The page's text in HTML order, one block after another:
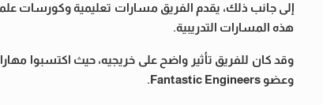
إلى جانب ذلك، يقدم الفريق مسارات تعليمية وكورسات
هذه المسارات التدريبية.
وقد كان للفريق تأثير واضح على خريجيه، حيث اكتسبوا
وعضو Fantastic Engineers.